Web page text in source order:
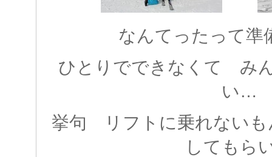
なんてったって準
ひとりでできなくて み
い…
挙句 リフトに乗れない
してもら